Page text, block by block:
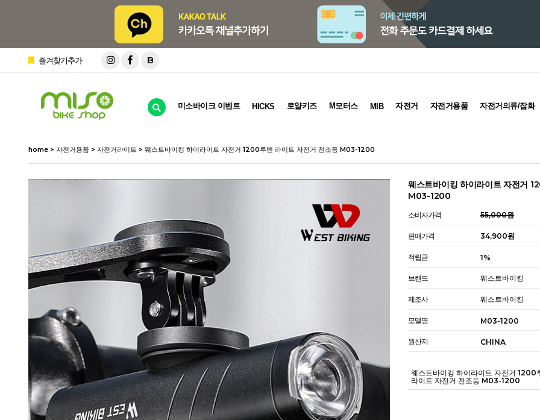
즐겨찾기추가 B
미소바이크 이벤트 HICKS 로얄키즈 M모터스 MIB 자전거 자전거용품 자전거의류/잡화
home > 자전거용품 > 자전거라이트 > 웨스트바이킹 하이라이트 자전거 1200루멘 라이트 자전거 전조등 M03-1200
웨스트바이킹 하이라이트 자전거
M03-1200
소비자가격 55,000원
판매가격 34,900원
적립금 1%
브랜드 웨스트바이킹
제조사 웨스트바이킹
모델명 M03-1200
원산지 CHINA
웨스트바이킹 하이라이트 자전거 1200
라이트 자전거 전조등 M03-1200